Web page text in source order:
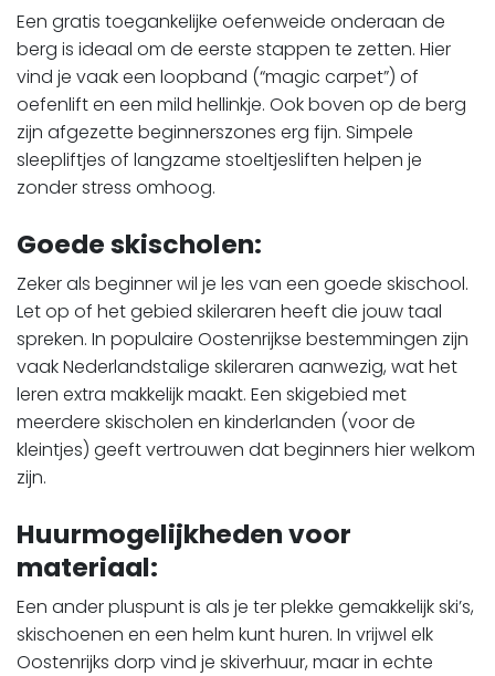
Een gratis toegankelijke oefenweide onderaan de
berg is ideaal om de eerste stappen te zetten. Hier
vind je vaak een loopband (“magic carpet”) of
oefenlift en een mild hellinkje. Ook boven op de berg
zijn afgezette beginnerszones erg fijn. Simpele
sleepliftjes of langzame stoeltjesliften helpen je
zonder stress omhoog.
Goede skischolen:
Zeker als beginner wil je les van een goede skischool.
Let op of het gebied skileraren heeft die jouw taal
spreken. In populaire Oostenrijkse bestemmingen zijn
vaak Nederlandstalige skileraren aanwezig, wat het
leren extra makkelijk maakt. Een skigebied met
meerdere skischolen en kinderlanden (voor de
kleintjes) geeft vertrouwen dat beginners hier welkom
zijn.
Huurmogelijkheden voor
materiaal:
Een ander pluspunt is als je ter plekke gemakkelijk ski’s,
skischoenen en een helm kunt huren. In vrijwel elk
Oostenrijks dorp vind je skiverhuur, maar in echte